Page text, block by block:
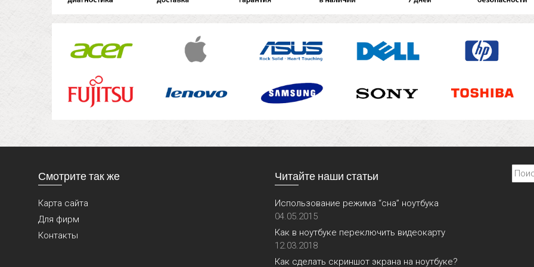
Смотрите так же
Карта сайта
Для фирм
Контакты
Читайте наши статьи
Использование режима “сна” ноутбука
04.05.2015
Как в ноутбуке переключить видеокарту
12.03.2018
Как сделать скриншот экрана на ноутбуке?